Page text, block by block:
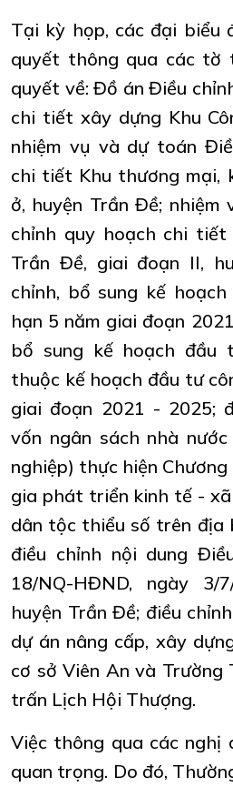
Tại kỳ họp, các đại biểu
quyết thông qua các tờ
quyết về: Đồ án Điều
chi tiết xây dựng Khu
nhiệm vụ và dự toán
chi tiết Khu thương mại,
ở, huyện Trần Đề;
chỉnh quy hoạch chi tiết
Trần Đề, giai đoạn II,
chỉnh, bổ sung kế
hạn 5 năm giai đoạn
bổ sung kế hoạch đầu
thuộc kế hoạch đầu tư
giai đoạn 2021 - 2025;
vốn ngân sách nhà
nghiệp) thực hiện
gia phát triển kinh tế -
dân tộc thiểu số trên địa
điều chỉnh nội dung
18/NQ-HĐND, ngày 3/
huyện Trần Đề; điều
dự án nâng cấp, xây
cơ sở Viên An và Trường
trấn Lịch Hội Thượng.
Việc thông qua các
quan trọng. Do đó,